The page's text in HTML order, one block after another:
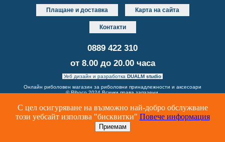
Плащане и доставка Карта на сайта
Контакти
0889 422 310
от 8.00 до 20.00 часа
Уеб дизайн и разработка DUALM studio
Онлайн риболовен магазин за риболовни принадлежности и аксесоари
© Riboco 2024 Всички права запазени.
С цел осигуряване на възможно най-добро обслужване
този уебсайт използва "бисквитки" Повече информация
Приемам